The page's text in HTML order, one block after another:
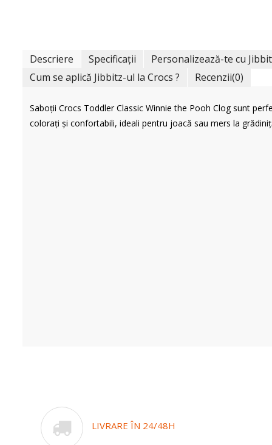
Descriere Specificații Personalizează-te cu
Cum se aplică Jibbitz-ul la Crocs ?
Recenzii(0)
Saboții Crocs Toddler Classic Winnie the Pooh Clog sunt
colorați și confortabili, ideali pentru joacă sau mers la
LIVRARE ÎN 24/48H